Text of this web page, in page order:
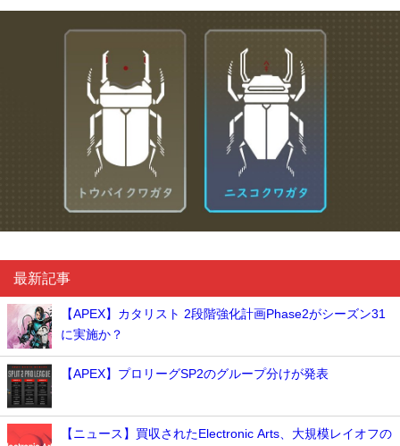
最新記事
【APEX】カタリスト 2段階強化計画Phase2がシーズン31
に実施か？
【APEX】プロリーグSP2のグループ分けが発表
【ニュース】買収されたElectronic Arts、大規模レイオフの